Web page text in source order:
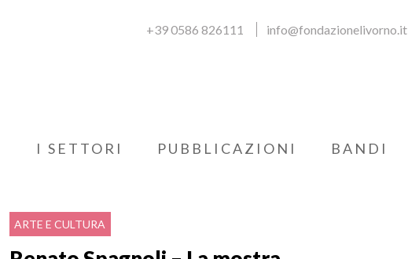
+39 0586 826111 info@fondazionelivorno.it
I SETTORI PUBBLICAZIONI BANDI
ARTE E CULTURA